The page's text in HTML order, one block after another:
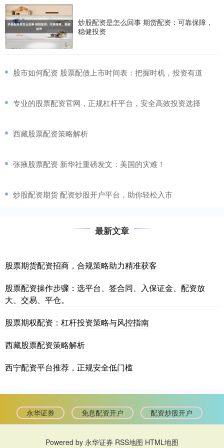
炒股配资是怎么回事 期货配资：可靠保障，
稳健投资
​股市如何配资 股票配债上市时间表：把握时机，投资有道
​专业的股票配资官网，正规杠杆平台，安全高效投资选择
​西藏股票配资策略解析
​张掖股票配资 新华社重磅发文：美国的灾难！
​炒股配资期货 配资炒股开户平台，助你轻松入市
最新文章
股票期货配资招商，合规策略助力精准获客
股票配资操作步骤：选平台、签合同、入保证金、配资放
大、交易、平仓。
股票期权配资：杠杆投资策略与风控指南
西藏股票配资策略解析
西宁配资平台推荐，正规安全低门槛
永华证券 免息配资开户 配资炒股开户
Powered by 永华证券 RSS地图 HTML地图